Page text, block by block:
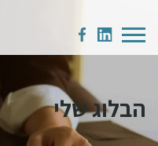
הבלוג שלי